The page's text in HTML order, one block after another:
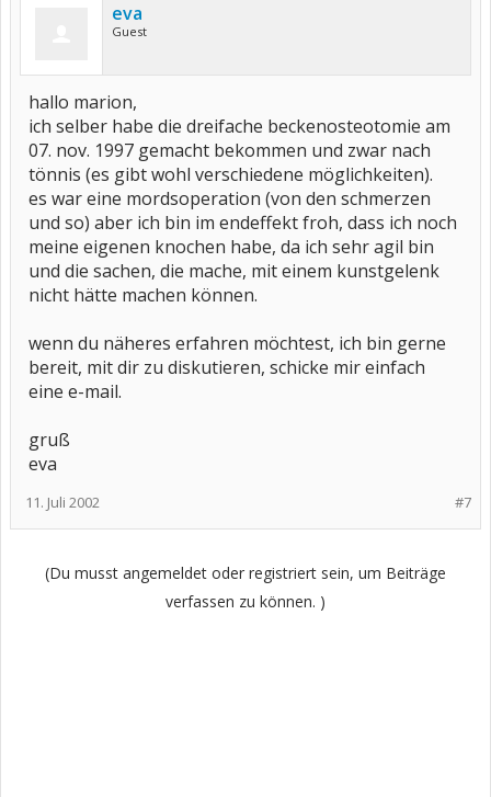
eva
Guest
hallo marion,
ich selber habe die dreifache beckenosteotomie am
07. nov. 1997 gemacht bekommen und zwar nach
tönnis (es gibt wohl verschiedene möglichkeiten).
es war eine mordsoperation (von den schmerzen
und so) aber ich bin im endeffekt froh, dass ich noch
meine eigenen knochen habe, da ich sehr agil bin
und die sachen, die mache, mit einem kunstgelenk
nicht hätte machen können.
wenn du näheres erfahren möchtest, ich bin gerne
bereit, mit dir zu diskutieren, schicke mir einfach
eine e-mail.
gruß
eva
#7
11. Juli 2002
(Du musst angemeldet oder registriert sein, um Beiträge
verfassen zu können. )